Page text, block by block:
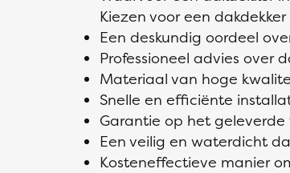
Kiezen voor een
Een deskundig oordeel
Professioneel advies over
Materiaal van hoge
Snelle en efficiënte
Garantie op het geleverde
Een veilig en waterdicht
Kosteneffectieve manier